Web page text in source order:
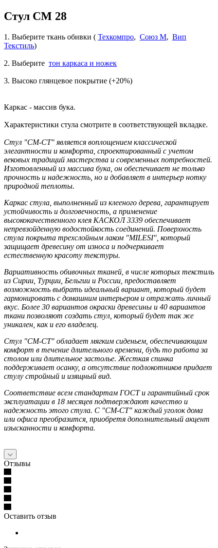
Стул СМ 28
1. Выберите ткань обивки ( Техкомпро, Союз М, Вип
Текстиль)
2. Выберите тон каркаса и ножек
3. Высоко глянцевое покрытие (+20%)
Каркас - массив бука.
Характеристики стула смотрите в соответствующей вкладке.
Стул "СМ-СТ" является воплощением классической
элегантности и комфорта, спроектированный с учетом
вековых традиций мастерства и современных потребностей.
Изготовленный из массива бука, он обеспечивает не только
прочность и надежность, но и добавляет в интерьер нотку
природной теплоты.
Каркас стула, выполненный из клееного дерева, гарантирует
устойчивость и долговечность, а применение
высококачественного клея КАСКОЛ 3339 обеспечивает
непревзойденную водостойкость соединений. Поверхность
стула покрыта трехслойным лаком "MILESI", который
защищает древесину от износа и подчеркивает
естественную красоту текстуры.
Вариативность обивочных тканей, в числе которых текстиль
из Сирии, Турции, Бельгии и России, предоставляет
возможность выбрать идеальный вариант, который будет
гармонировать с домашним интерьером и отражать личный
вкус. Более 30 вариантов окраски древесины и 40 вариантов
ткани позволяют создать стул, который будет так же
уникален, как и его владелец.
Стул "СМ-СТ" обладает мягким сиденьем, обеспечивающим
комфорт в течение длительного времени, будь то работа за
столом или длительное застолье. Жесткая спинка
поддерживает осанку, а отсутствие подлокотников придает
стулу стройный и изящный вид.
Соответствие всем стандартам ГОСТ и гарантийный срок
эксплуатации в 18 месяцев подтверждают качество и
надежность этого стула. С "СМ-СТ" каждый уголок дома
или офиса преобразится, приобретя дополнительный акцент
изысканности и комфорта.
Отзывы
Оставить отзыв